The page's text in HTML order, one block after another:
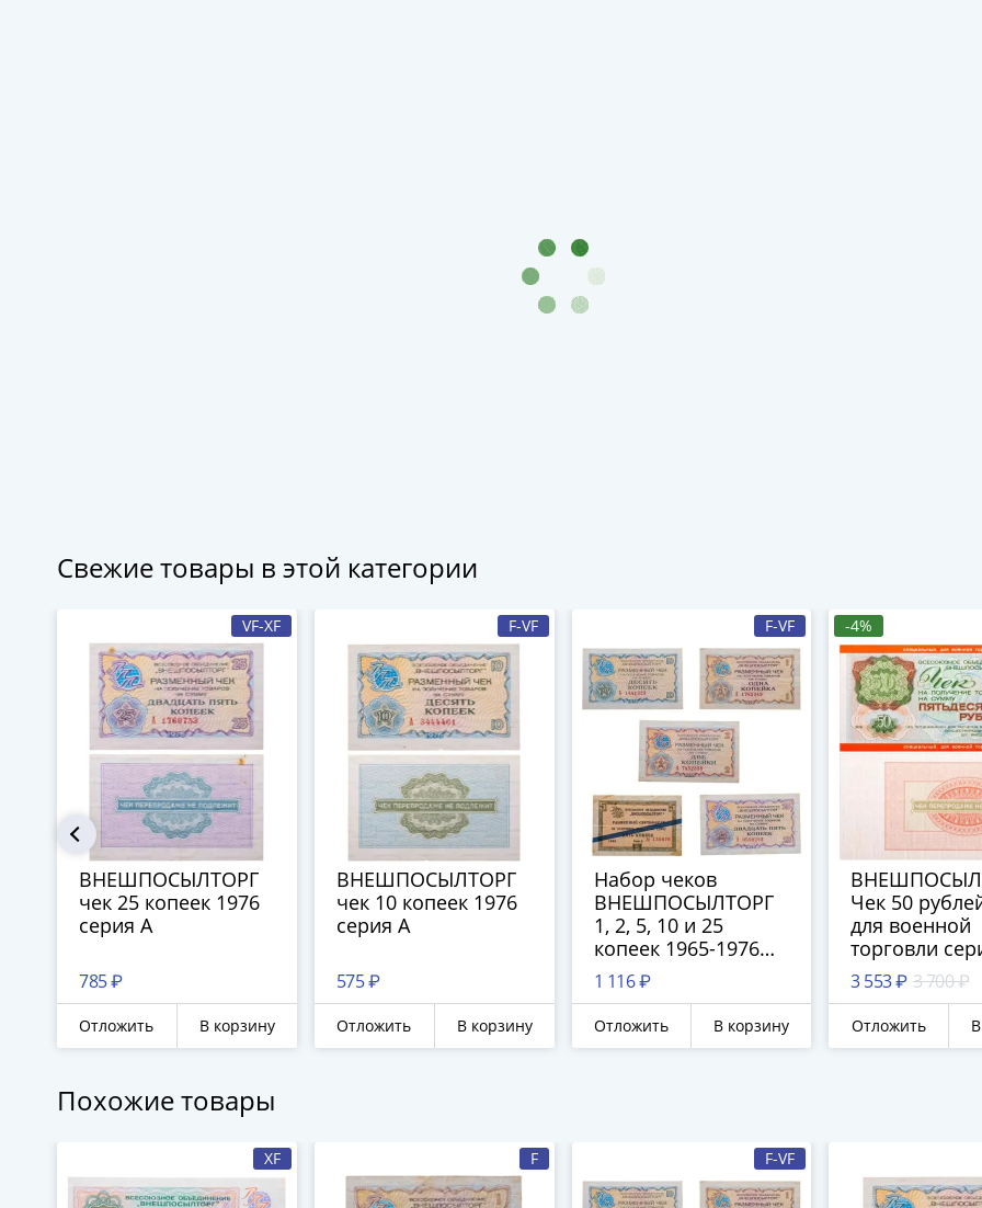
Свежие товары в этой категории
VF-XF
ВНЕШПОСЫЛТОРГ
чек 25 копеек 1976
серия А
785 ₽
Отложить В корзину
F-VF
ВНЕШПОСЫЛТОРГ
чек 10 копеек 1976
серия А
575 ₽
Отложить В корзину
F-VF
Набор чеков
ВНЕШПОСЫЛТОРГ
1, 2, 5, 10 и 25
копеек 1965-1976
года (5 бон)
1 116 ₽
Отложить В корзину
-4%
Чек 50
для военной
торговли
3 553 ₽ 3 700 ₽
Отложить
Похожие товары
XF F F-VF